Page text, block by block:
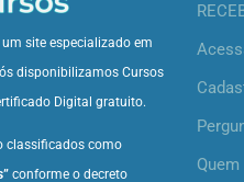
um site especializado em
disponibilizamos Cursos
Digital gratuito.
classificados como
conforme o decreto